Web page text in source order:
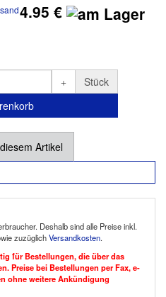
4.95 €
Stück
Artikel
Deshalb sind alle Preise inkl.
zuzüglichVersandkosten.
für Bestellungen, die über das
Preise bei Bestellungen per Fax, e-
ohne weitere Ankündigung